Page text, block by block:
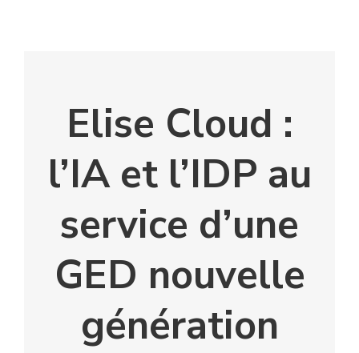
Elise Cloud :
l’IA et l’IDP au
service d’une
GED nouvelle
génération